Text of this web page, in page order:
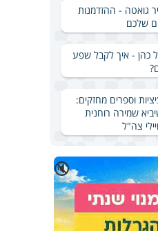
גואטה - ההזדמנות
שלכם
כהן - איך לקבל שפע
וספרים מחזקים:
שמירה רוחנית
צה"ל
🔇